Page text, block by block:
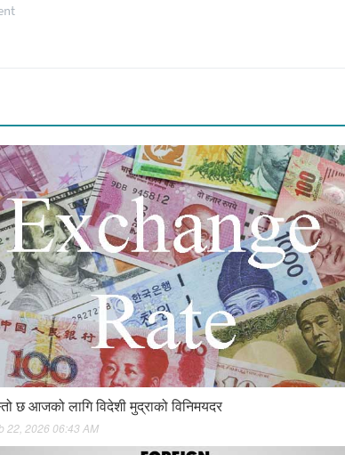
छ आजको लागि विदेशी मुद्राको विनिमयदर
22, 2026 06:43 AM